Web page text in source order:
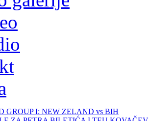
GROUP I: NEW ZELAND vs BIH